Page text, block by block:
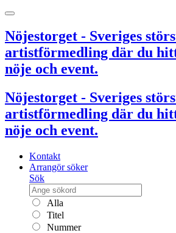
Nöjestorget - Sveriges
artistförmedling där du
nöje och event.
Nöjestorget - Sveriges
artistförmedling där du
nöje och event.
Kontakt
Arrangör söker
Sök
Alla
Titel
Nummer